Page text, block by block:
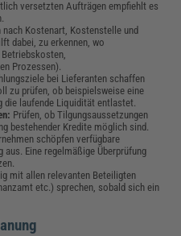
versetzten Aufträgen empfiehlt es
nach Kostenart, Kostenstelle und
dabei, zu erkennen, wo
Prozessen).
bei Lieferanten schaffen
zu prüfen, ob beispielsweise eine
die laufende Liquidität entlastet.
Prüfen, ob Tilgungsaussetzungen
bestehender Kredite möglich sind.
schöpfen verfügbare
Eine regelmäßige Überprüfung
mit allen relevanten Beteiligten
etc.) sprechen, sobald sich ein